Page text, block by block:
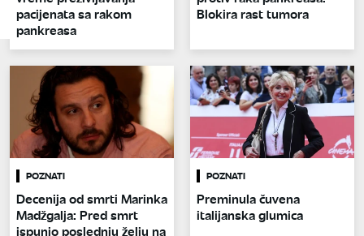
pacijenata sa rakom
pankreasa
Blokira rast tumora
POZNATI
Decenija od smrti Marinka
Madžgalja: Pred smrt
ispunio poslednju želju na
POZNATI
Preminula čuvena
italijanska glumica